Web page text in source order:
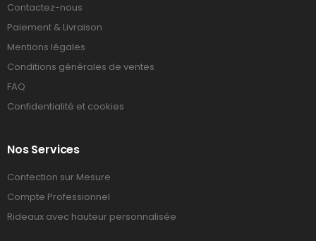
Contactez-nous
Paiement & Livraison
Mentions légales
Conditions générales de ventes
FAQ
Confidentialité et cookies
Nos Services
Confection sur Mesure
Compte Professionnel
Rideaux avec hauteur personnalisée